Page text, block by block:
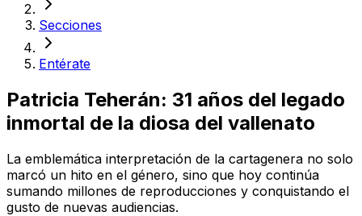
Secciones
Entérate
Patricia Teherán: 31 años del legado
inmortal de la diosa del vallenato
La emblemática interpretación de la cartagenera no solo
marcó un hito en el género, sino que hoy continúa
sumando millones de reproducciones y conquistando el
gusto de nuevas audiencias.